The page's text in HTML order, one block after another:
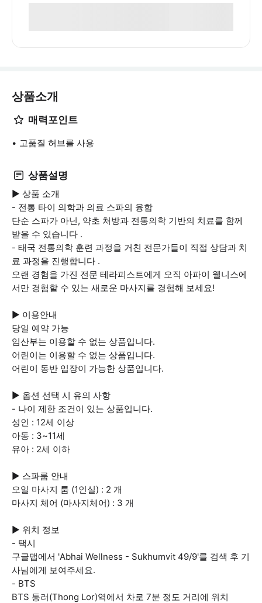
상품소개
매력포인트
고품질 허브를 사용
상품설명
▶ 상품 소개
- 전통 타이 의학과 의료 스파의 융합
단순 스파가 아닌, 약초 처방과 전통의학 기반의 치료를 함께
받을 수 있습니다 .
- 태국 전통의학 훈련 과정을 거친 전문가들이 직접 상담과 치
료 과정을 진행합니다 .
오랜 경험을 가진 전문 테라피스트에게 오직 아파이 웰니스에
서만 경험할 수 있는 새로운 마사지를 경험해 보세요!
▶ 이용안내
당일 예약 가능
임산부는 이용할 수 없는 상품입니다.
어린이는 이용할 수 없는 상품입니다.
어린이 동반 입장이 가능한 상품입니다.
▶ 옵션 선택 시 유의 사항
- 나이 제한 조건이 있는 상품입니다.
성인 : 12세 이상
아동 : 3~11세
유아 : 2세 이하
▶ 스파룸 안내
오일 마사지 룸 (1인실) : 2 개
마사지 체어 (마사지체어) : 3 개
▶ 위치 정보
- 택시
구글맵에서 'Abhai Wellness - Sukhumvit 49/9'를 검색 후 기
사님에게 보여주세요.
- BTS
BTS 통러(Thong Lor)역에서 차로 7분 정도 거리에 위치